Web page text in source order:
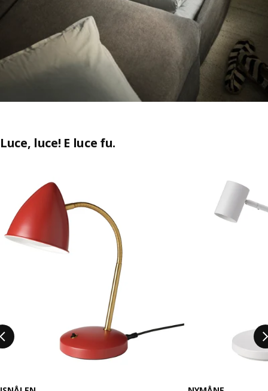
Luce, luce! E luce fu.
Salta l'annuncio